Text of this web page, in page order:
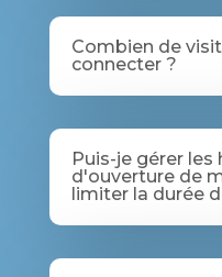
Combien de
connecter ?
Puis-je gérer les
d'ouverture de
limiter la durée